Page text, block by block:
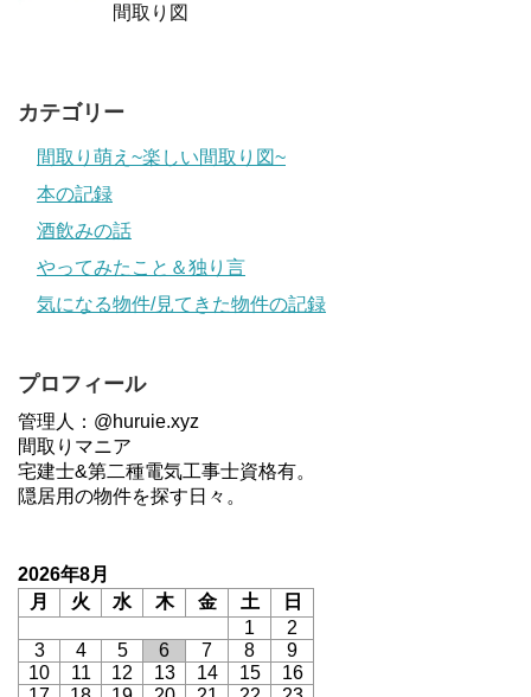
間取り図
カテゴリー
間取り萌え~楽しい間取り図~
本の記録
酒飲みの話
やってみたこと＆独り言
気になる物件/見てきた物件の記録
プロフィール
管理人：@huruie.xyz
間取りマニア
宅建士&第二種電気工事士資格有。
隠居用の物件を探す日々。
2026年8月
月
火 水 木 金 土
日
1
2
3
4 5 6 7 8
9
10
11 12 13 14 15
16